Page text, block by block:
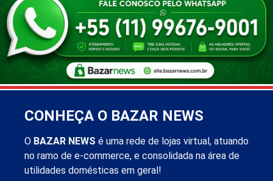
CONHEÇA O BAZAR NEWS
O BAZAR NEWS é uma rede de lojas virtual, atuando
no ramo de e-commerce, e consolidada na área de
utilidades domésticas em geral!